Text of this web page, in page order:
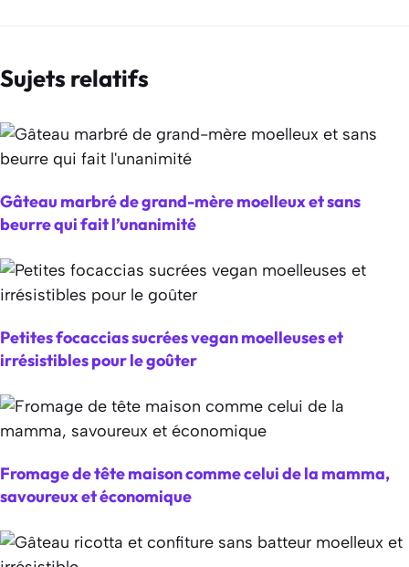
Sujets relatifs
Gâteau marbré de grand-mère moelleux et sans
beurre qui fait l’unanimité
Petites focaccias sucrées vegan moelleuses et
irrésistibles pour le goûter
Fromage de tête maison comme celui de la mamma,
savoureux et économique